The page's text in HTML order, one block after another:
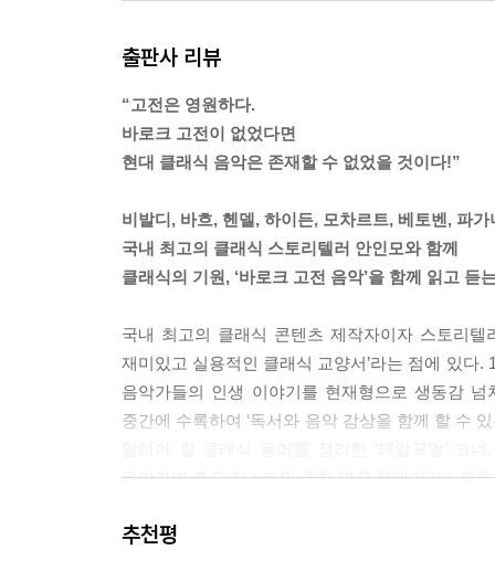
는 생각에 아들과 제자들에게 남길 것들을 본격
라이프치히를 방문한 영국인 의사 테일러에게
후, 바흐는 눈의 붕대를 풀자마자 이렇게 말해요.
국 영원히 시력을 잃게 됩니다. 바흐는 걱정하는
시력이 급격히 저하된 헨델은 바흐처럼 백내장 수
인 안과 의사 테일러였어요. 헨델은 더 이상 아무
아이들과의 약속을 지키기 위해 매해 직접 오르간
막 곡 ‘아멘 합창’의 마지막 마디를 마치자마자 쓰
---「음악의 메시아, 멋쟁이 코즈모폴리턴 헨델」중에서
출판사 리뷰
“고전은 영원하다.
바로크 고전이 없었다면
현대 클래식 음악은 존재할 수 없었을 것이다!”
비발디, 바흐, 헨델, 하이든, 모차르트, 베토벤, 파
국내 최고의 클래식 스토리텔러 안인모와 함께
클래식의 기원, ‘바로크 고전 음악’을 함께 읽고 듣
국내 최고의 클래식 콘텐츠 제작자이자 스토리
재미있고 실용적인 클래식 교양서’라는 점에 있다.
음악가들의 인생 이야기를 현재형으로 생동감
중간에 수록하여 ‘독서와 음악 감상을 함께 할 수
음악가별 주요 리스트와 추천 명곡 플레이리스트
2권 ‘고전의 전당 편’ 출간을 기념하여 현재
추천평